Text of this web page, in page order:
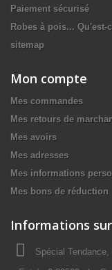
Paiement sécurisé
Robes à pois...
sitemap
Mon compte
Mes commandes
Mes retours de
Mes avoirs
Mes adresses
Mes informations
Mes bons de réduction
Informations
Spécial